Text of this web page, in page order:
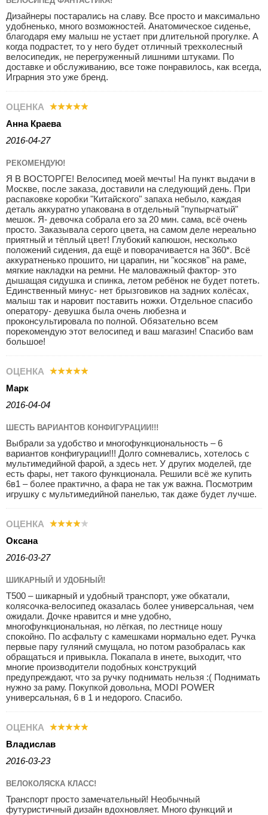
Дизайнеры постарались на славу. Все просто и максимально
удобненько, много возможностей. Анатомическое сиденье,
благодаря ему малыш не устает при длительной прогулке. А
когда подрастет, то у него будет отличный трехколесный
велосипедик, не перегруженный лишними штуками. По
доставке и обслуживанию, все тоже понравилось, как всегда,
Играрния это уже бренд.
ОЦЕНКА
Анна Краева
2016-04-27
РЕКОМЕНДУЮ!
Я В ВОСТОРГЕ! Велосипед моей мечты! На пункт выдачи в
Москве, после заказа, доставили на следующий день. При
распаковке коробки "Китайского" запаха небыло, каждая
деталь аккуратно упакована в отдельный "пупырчатый"
мешок. Я- девочка собрала его за 20 мин. сама, всё очень
просто. Заказывала серого цвета, на самом деле нереально
приятный и тёплый цвет! Глубокий капюшон, несколько
положений сидения, да ещё и поворачивается на 360*. Всё
аккуратненько прошито, ни царапин, ни "косяков" на раме,
мягкие накладки на ремни. Не маловажный фактор- это
дышащая сидушка и спинка, летом ребёнок не будет потеть.
Единственный минус- нет брызговиков на задних колёсах,
малыш так и наровит поставить ножки. Отдельное спасибо
оператору- девушка была очень любезна и
проконсультировала по полной. Обязательно всем
порекомендую этот велосипед и ваш магазин! Спасибо вам
большое!
ОЦЕНКА
Марк
2016-04-04
ШЕСТЬ ВАРИАНТОВ КОНФИГУРАЦИИ!!!
Выбрали за удобство и многофункциональность – 6
вариантов конфигурации!!! Долго сомневались, хотелось с
мультимедийной фарой, а здесь нет. У других моделей, где
есть фары, нет такого функционала. Решили всё же купить
6в1 – более практично, а фара не так уж важна. Посмотрим
игрушку с мультимедийной панелью, так даже будет лучше.
ОЦЕНКА
Оксана
2016-03-27
ШИКАРНЫЙ И УДОБНЫЙ!
T500 – шикарный и удобный транспорт, уже обкатали,
колясочка-велосипед оказалась более универсальная, чем
ожидали. Дочке нравится и мне удобно,
многофункциональная, но лёгкая, по лестнице ношу
спокойно. По асфальту с камешками нормально едет. Ручка
первые пару гуляний смущала, но потом разобралась как
обращаться и привыкла. Покапала в инете, выходит, что
многие производители подобных конструкций
предупреждают, что за ручку поднимать нельзя :( Поднимать
нужно за раму. Покупкой довольна, MODI POWER
универсальная, 6 в 1 и недорого. Спасибо.
ОЦЕНКА
Владислав
2016-03-23
ВЕЛОКОЛЯСКА КЛАСС!
Транспорт просто замечательный! Необычный
футуристичный дизайн вдохновляет. Много функций и